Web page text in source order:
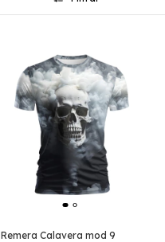
Remera Calavera mod 9